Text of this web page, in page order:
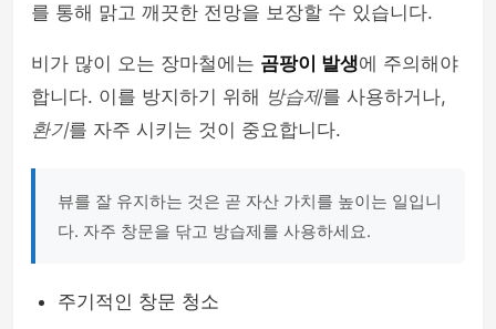
를 통해 맑고 깨끗한 전망을 보장할 수 있습니다.
비가 많이 오는 장마철에는 곰팡이 발생에 주의해야
합니다. 이를 방지하기 위해 방습제를 사용하거나,
환기를 자주 시키는 것이 중요합니다.
뷰를 잘 유지하는 것은 곧 자산 가치를 높이는 일입니
다. 자주 창문을 닦고 방습제를 사용하세요.
주기적인 창문 청소